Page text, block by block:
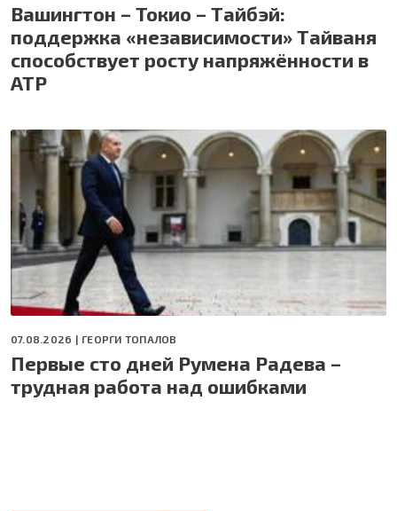
Вашингтон – Токио – Тайбэй:
поддержка «независимости» Тайваня
способствует росту напряжённости в
АТР
07.08.2026 | ГЕОРГИ ТОПАЛОВ
Первые сто дней Румена Радева –
трудная работа над ошибками